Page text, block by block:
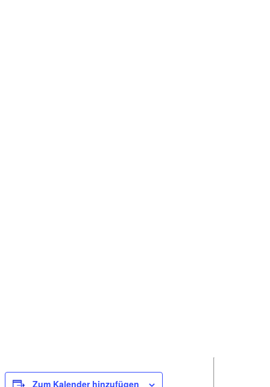
Zum Kalender hinzufügen